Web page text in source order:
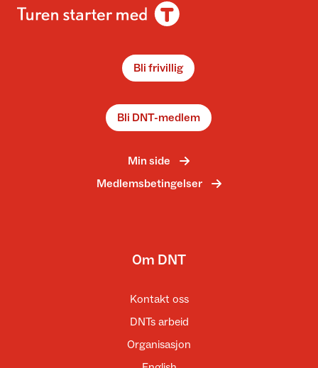
Bli frivillig
Bli DNT-medlem
Min side
Medlemsbetingelser
Om DNT
Kontakt oss
DNTs arbeid
Organisasjon